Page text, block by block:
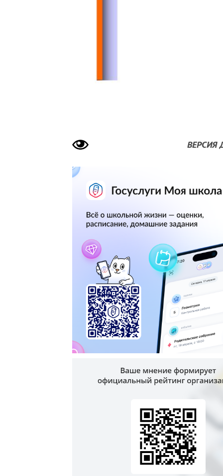
ВЕРСИЯ